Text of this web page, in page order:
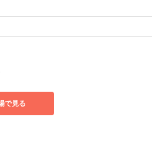
で見る